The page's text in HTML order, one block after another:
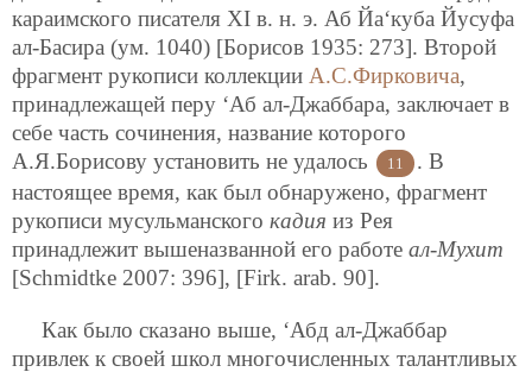
караимского писателя XI в. н. э. Аб Йа‘куба Йусуфа
ал-Басира (ум. 1040) [Борисов 1935: 273]. Второй
фрагмент рукописи коллекции А.С.Фирковича,
принадлежащей перу ‘Аб ал-Джаббара, заключает в
себе часть сочинения, название которого
А.Я.Борисову установить не удалось
11
. В
настоящее время, как был обнаружено, фрагмент
рукописи мусульманского кадия из Рея
принадлежит вышеназванной его работе ал-Мухит
[Schmidtke 2007: 396], [Firk. arab. 90].
Как было сказано выше, ‘Абд ал-Джаббар
привлек к своей школ многочисленных талантливых